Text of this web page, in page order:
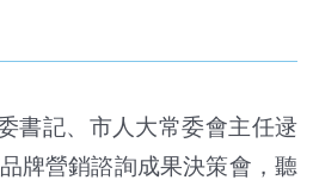
書記、市人大常委會主任逯
牌營銷諮詢成果決策會，聽